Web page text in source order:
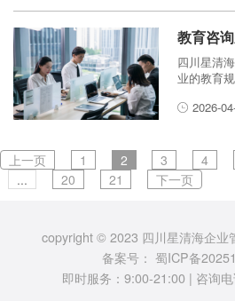
四川星清
业的教育
2026-
上一页 1 2 3 4
...
20 21 下一页
copyright © 2023 四川星清海企业
备案号： 蜀ICP备
即时服务：9:00-21:00 | 咨询